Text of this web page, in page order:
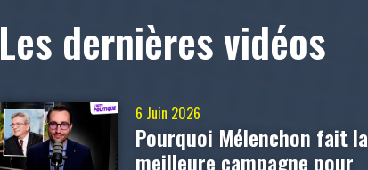
Les dernières vidéos
6 Juin 2026
Pourquoi Mélenchon fait la
meilleure campagne pour